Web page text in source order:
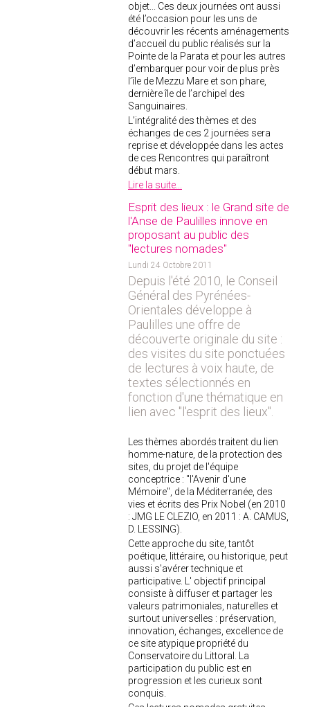
objet... Ces deux journées ont aussi
été l’occasion pour les uns de
découvrir les récents aménagements
d’accueil du public réalisés sur la
Pointe de la Parata et pour les autres
d’embarquer pour voir de plus près
l’île de Mezzu Mare et son phare,
dernière île de l’archipel des
Sanguinaires.
L’intégralité des thèmes et des
échanges de ces 2 journées sera
reprise et développée dans les actes
de ces Rencontres qui paraîtront
début mars.
Lire la suite...
Esprit des lieux : le Grand site de
l'Anse de Paulilles innove en
proposant au public des
"lectures nomades"
Lundi 24 Octobre 2011
Depuis l'été 2010, le Conseil
Général des Pyrénées-
Orientales développe à
Paulilles une offre de
découverte originale du site :
des visites du site ponctuées
de lectures à voix haute, de
textes sélectionnés en
fonction d'une thématique en
lien avec "l'esprit des lieux".
Les thèmes abordés traitent du lien
homme-nature, de la protection des
sites, du projet de l'équipe
conceptrice : "l'Avenir d'une
Mémoire", de la Méditerranée, des
vies et écrits des Prix Nobel (en 2010
: JMG LE CLEZIO, en 2011 : A. CAMUS,
D. LESSING).
Cette approche du site, tantôt
poétique, littéraire, ou historique, peut
aussi s'avérer technique et
participative. L' objectif principal
consiste à diffuser et partager les
valeurs patrimoniales, naturelles et
surtout universelles : préservation,
innovation, échanges, excellence de
ce site atypique propriété du
Conservatoire du Littoral. La
participation du public est en
progression et les curieux sont
conquis.